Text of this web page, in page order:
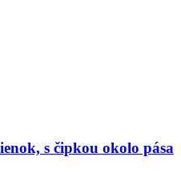
s čipkou okolo pása